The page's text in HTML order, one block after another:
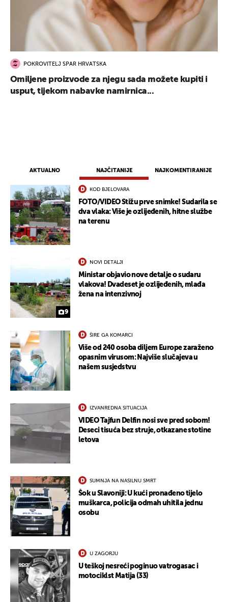
AKTUALNO NAJČITANIJE NAJKOMENTIRANIJE
KOD BJELOVARA
FOTO/VIDEO Stižu prve snimke! Sudarila se
dva vlaka: Više je ozlijeđenih, hitne službe
na terenu
9
NOVI DETALJI
Ministar objavio nove detalje o sudaru
vlakova! Dvadeset je ozlijeđenih, mlađa
žena na intenzivnoj
ŠIRE GA KOMARCI
Više od 240 osoba diljem Europe zaraženo
opasnim virusom: Najviše slučajeva u
našem susjedstvu
IZVANREDNA SITUACIJA
VIDEO Tajfun Delfin nosi sve pred sobom!
Deseci tisuća bez struje, otkazane stotine
letova
SUMNJA NA NASILNU SMRT
Šok u Slavoniji: U kući pronađeno tijelo
muškarca, policija odmah uhitila jednu
osobu
U ZAGORJU
U teškoj nesreći poginuo vatrogasac i
motociklst Matija (33)
POKROVITELJ SPAR HRVATSKA
Omiljene proizvode za njegu sada možete kupiti i
usput, tijekom nabavke namirnica...
UKLJUČITE NOTIFIKACIJE